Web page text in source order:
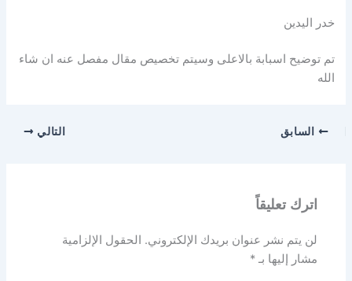
خدر اليدين
تم توضيح اسبابة بالاعلى وسيتم تخصيص مقال مفصل عنه ان شاء
الله
السابق التالي
اترك تعليقاً
لن يتم نشر عنوان بريدك الإلكتروني. الحقول الإلزامية
مشار إليها بـ*